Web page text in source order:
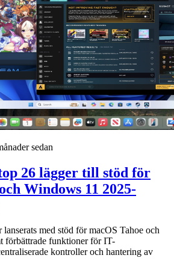
sedan
26 lägger till stöd för
Windows 11 2025-
med stöd för macOS Tahoe och
förbättrade funktioner för IT-
kontroller och hantering av